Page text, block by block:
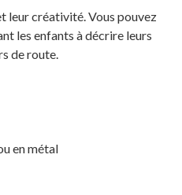
leur créativité. Vous pouvez
les enfants à décrire leurs
de route.
en métal